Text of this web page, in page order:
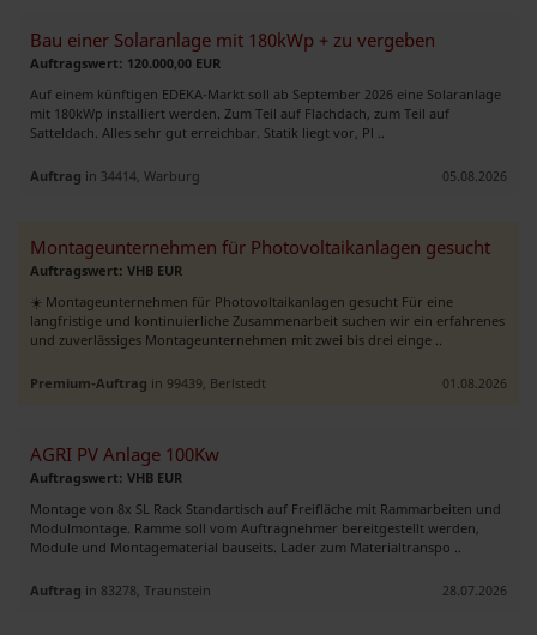
Bau einer Solaranlage mit 180kWp + zu vergeben
Auftragswert: 120.000,00 EUR
Auf einem künftigen EDEKA-Markt soll ab September 2026 eine Solaranlage
mit 180kWp installiert werden. Zum Teil auf Flachdach, zum Teil auf
Satteldach. Alles sehr gut erreichbar. Statik liegt vor, Pl ..
Auftrag in 34414, Warburg 05.08.2026
Montageunternehmen für Photovoltaikanlagen gesucht
Auftragswert: VHB EUR
☀️ Montageunternehmen für Photovoltaikanlagen gesucht Für eine
langfristige und kontinuierliche Zusammenarbeit suchen wir ein erfahrenes
und zuverlässiges Montageunternehmen mit zwei bis drei einge ..
Premium-Auftrag in 99439, Berlstedt 01.08.2026
AGRI PV Anlage 100Kw
Auftragswert: VHB EUR
Montage von 8x SL Rack Standartisch auf Freifläche mit Rammarbeiten und
Modulmontage. Ramme soll vom Auftragnehmer bereitgestellt werden,
Module und Montagematerial bauseits. Lader zum Materialtranspo ..
Auftrag in 83278, Traunstein 28.07.2026